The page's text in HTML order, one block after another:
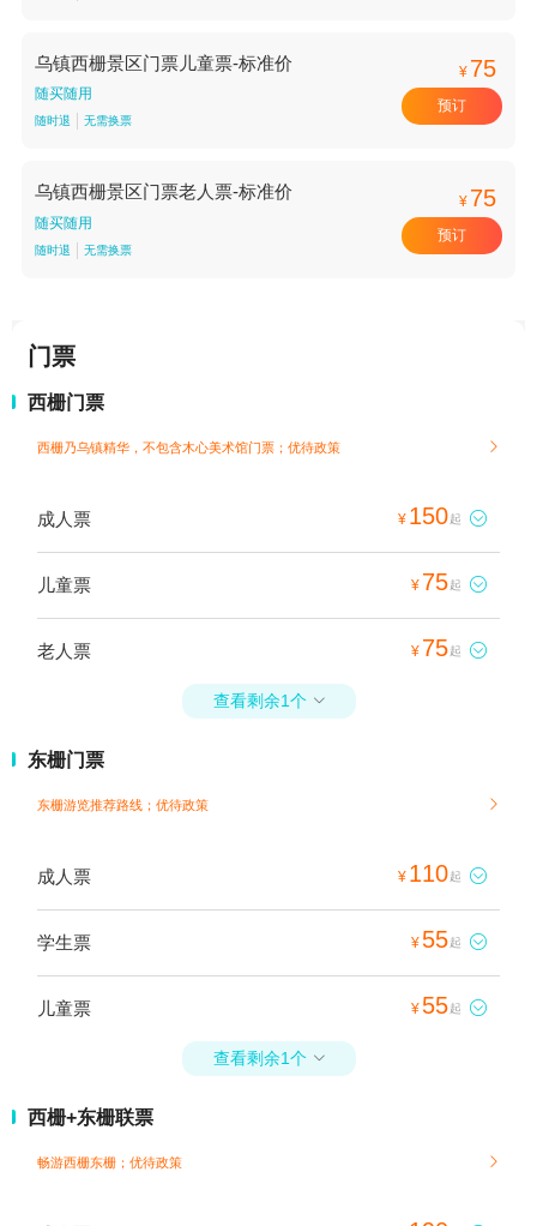
乌镇西栅景区门票儿童票-标准价
随买随用
随时退 无需换票
¥ 75
预订
乌镇西栅景区门票老人票-标准价
随买随用
随时退 无需换票
¥ 75
预订
门票
西栅门票
西栅乃乌镇精华，不包含木心美术馆门票； 优待政策 
成人票 ¥ 150起 
儿童票 ¥ 75起 
老人票 ¥ 75起 
查看剩余1个 
东栅门票
东栅游览推荐路线； 优待政策 
成人票 ¥ 110起 
学生票 ¥ 55起 
儿童票 ¥ 55起 
查看剩余1个 
西栅+东栅联票
畅游西栅东栅； 优待政策 